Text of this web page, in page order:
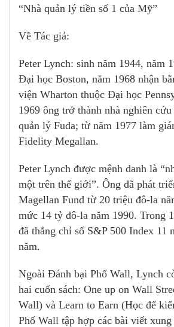
“Nhà quản lý tiền số 1 của Mỹ”
Về Tác giả:
Peter Lynch: sinh năm 1944, năm
Đại học Boston, năm 1968 nhận
viện Wharton thuộc Đại học
1969 ông trở thành nhà nghiên
quản lý Fuda; từ năm 1977 làm
Fidelity Megallan.
Peter Lynch được mệnh danh là
một trên thế giới”. Ông đã phát
Magellan Fund từ 20 triệu đô-la
mức 14 tỷ đô-la năm 1990. Trong
đã thắng chỉ số S&P 500 Index 11
năm.
Ngoài Đánh bại Phố Wall, Lynch
hai cuốn sách: One up on Wall
Wall) và Learn to Earn (Học để
Phố Wall tập hợp các bài viết xung